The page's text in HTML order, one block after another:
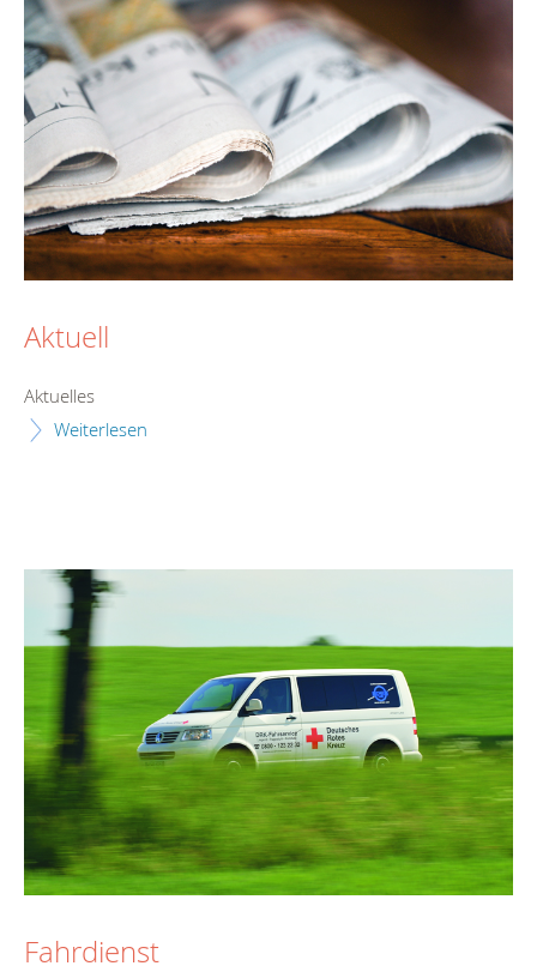
Aktuell
Aktuelles
Weiterlesen
Fahrdienst